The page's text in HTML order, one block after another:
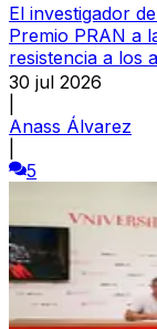
El investigador
Premio PRAN a
resistencia a los
30 jul 2026
Anass Álvarez
5